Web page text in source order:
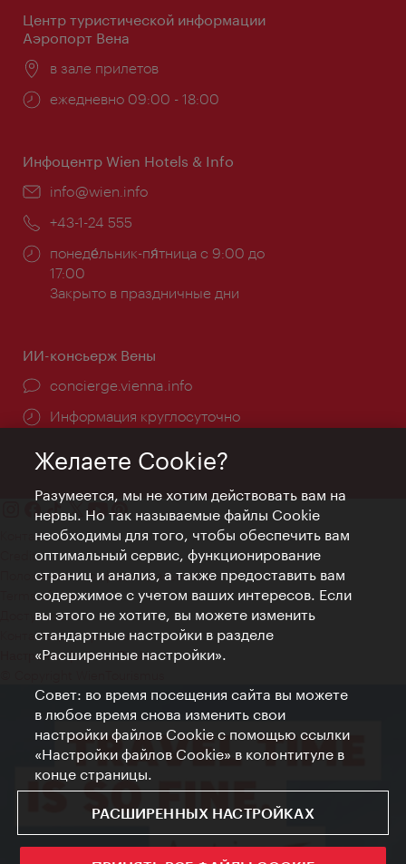
Центр туристической информации
Аэропорт Вена
Расположение:
в зале прилетов
Часы
ежедневно 09:00 - 18:00
Инфоцентр Wien Hotels & Info
Эл.
info@wien.info
Телефон:
+43-1-24 555
Часы
работы:
понеде́льник-пя́тница с 9:00 до
17:00
Закрыто в праздничные дни
ИИ-консьерж Вены
concierge.vienna.info
Информация круглосуточно
Контакт
Credits
Положение о конфиденциальности
Terms of Use
Доступность
Контакты для прессы
Настройки файлов Cookie
Желаете Cookie?
Разумеется, мы не хотим действовать вам на
нервы. Но так называемые файлы Cookie
необходимы для того, чтобы обеспечить вам
оптимальный сервис, функционирование
страниц и анализ, а также предоставить вам
содержимое с учетом ваших интересов. Если
вы этого не хотите, вы можете изменить
стандартные настройки в разделе
«Расширенные настройки».
Совет: во время посещения сайта вы можете
в любое время снова изменить свои
настройки файлов Cookie с помощью ссылки
«Настройки файлов Cookie» в колонтитуле в
конце страницы.
РАСШИРЕННЫХ НАСТРОЙКАХ